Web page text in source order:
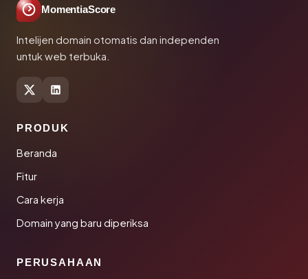
MomentiaScore
Intelijen domain otomatis dan independen
untuk web terbuka.
PRODUK
Beranda
Fitur
Cara kerja
Domain yang baru diperiksa
PERUSAHAAN